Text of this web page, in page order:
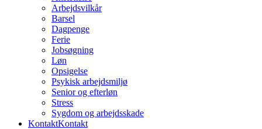
Arbejdsvilkår
Barsel
Dagpenge
Ferie
Jobsøgning
Løn
Opsigelse
Psykisk arbejdsmiljø
Senior og efterløn
Stress
Sygdom og arbejdsskade
KontaktKontakt